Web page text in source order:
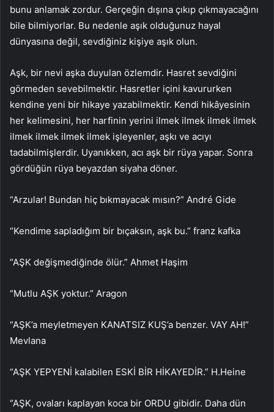
bunu anlamak zordur. Gerçeğin dışına çıkıp çıkmayacağını
bile bilmiyorlar. Bu nedenle aşık olduğunuz hayal
dünyasına değil, sevdiğiniz kişiye aşık olun.
Aşk, bir nevi aşka duyulan özlemdir. Hasret sevdiğini
görmeden sevebilmektir. Hasretler içini kavururken
kendine yeni bir hikaye yazabilmektir. Kendi hikâyesinin
her kelimesini, her harfinin yerini ilmek ilmek ilmek ilmek
ilmek ilmek ilmek ilmek işleyenler, aşkı ve acıyı
tadabilmişlerdir. Uyanıkken, acı aşk bir rüya yapar. Sonra
gördüğün rüya beyazdan siyaha döner.
“Arzular! Bundan hiç bıkmayacak mısın?” André Gide
“Kendime sapladığım bir bıçaksın, aşk bu.” franz kafka
“AŞK değişmediğinde ölür.” Ahmet Haşim
“Mutlu AŞK yoktur.” Aragon
“AŞK’a meyletmeyen KANATSIZ KUŞ’a benzer. VAY AH!”
Mevlana
“AŞK YEPYENİ kalabilen ESKİ BİR HİKAYEDİR.” H.Heine
“AŞK, ovaları kaplayan koca bir ORDU gibidir. Daha dün